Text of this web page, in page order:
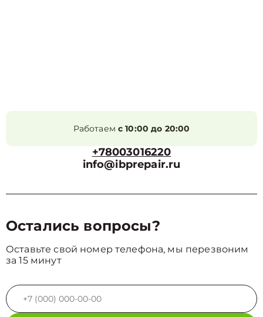
Работаем с 10:00 до 20:00
+78003016220
info@ibprepair.ru
Остались вопросы?
Оставьте свой номер телефона, мы перезвоним
за 15 минут